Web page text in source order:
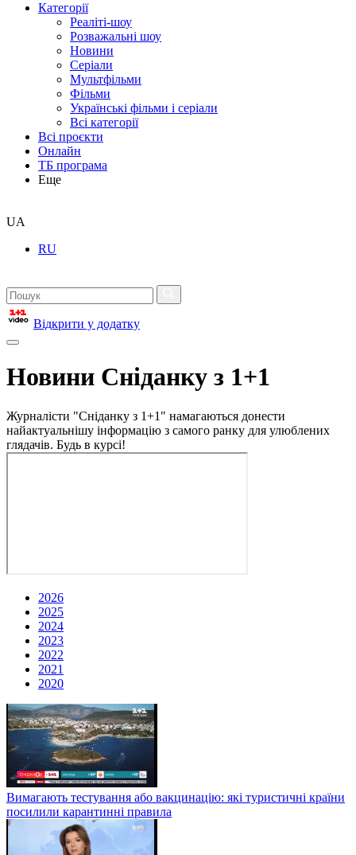
Категорії
Реаліті-шоу
Розважальні шоу
Новини
Серіали
Мультфільми
Фільми
Українські фільми і серіали
Всі категорії
Всі проєкти
Онлайн
ТБ програма
Еще
UA
RU
Відкрити у додатку
Новини Сніданку з 1+1
Журналісти "Сніданку з 1+1" намагаються донести
найактуальнішу інформацію з самого ранку для улюблених
глядачів. Будь в курсі!
2026
2025
2024
2023
2022
2021
2020
Вимагають тестування або вакцинацію: які туристичні країни
посилили карантинні правила